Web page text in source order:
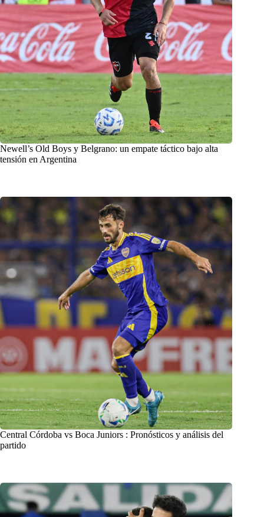
Newell’s Old Boys y Belgrano: un empate táctico bajo alta
tensión en Argentina
Central Córdoba vs Boca Juniors : Pronósticos y análisis del
partido